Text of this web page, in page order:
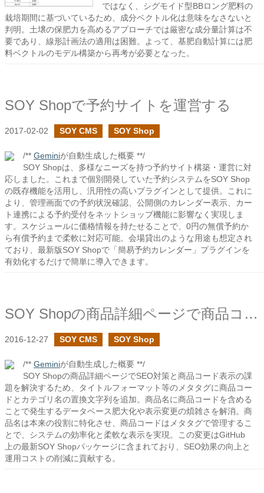
ではなく、シグモイド型BBロング肥料の
栽培期間に基づいているため、成分ベクトル化は意味をなさないと
判明。土壌の保肥力を高めるアプローチでは厳密な成分量計算は不
要であり、線形計画法の適用は困難。よって、基肥自動計算には肥
料ベクトルのモデル構築から再考が必要となった。
SOY Shopで予約サイトを運営する
2017-02-02 SOY CMS SOY Shop
/** Geminiが自動生成した概要 **/
SOY Shopは、多様なニーズを持つ予約サイト構築・運営に対
応しました。これまで個別開発していた予約システムをSOY Shop
の既存機能を活用し、汎用性の高いプラグインとして提供。これに
より、管理画面での予約状況確認、公開側のカレンダー表示、カー
ト連携による予約受付をネットショップ機能に影響なく実現しま
す。スケジュールに価格情報を持たせることで、0円の無償予約か
ら有償予約まで柔軟に対応可能。会場貸出のような用途も想定され
ており、最新版SOY Shopで「簡易予約カレンダー」プラグインを
有効化するだけで簡単に導入できます。
SOY Shopの商品詳細ページで商品コードの置換文字列を追加しました
2016-12-27 SOY CMS SOY Shop
/** Geminiが自動生成した概要 **/
SOY Shopの商品詳細ページでSEO対策と商品コード表示の課
題を解決するため、タイトルフォーマット等のメタタグに商品コー
ドとカテゴリ名の置換文字列を追加。商品名に商品コードを含める
ことで発生するデータベース肥大化や表示変更の煩雑さを解消。商
品名は本来の役割に特化させ、商品コードはメタタグで管理するこ
とで、システムの効率化と柔軟な表示を実現。この変更はGitHub
上の最新SOY Shopパッケージに含まれており、SEO効果の向上と
運用コストの削減に貢献する。